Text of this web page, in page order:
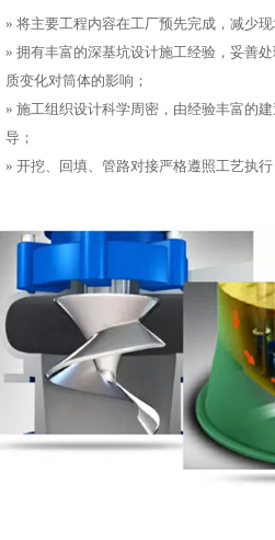
» 将主要工程内容在工厂预先完成，减少
» 拥有丰富的深基坑设计施工经验，妥善
质变化对筒体的影响；
» 施工组织设计科学周密，由经验丰富的
导；
» 开挖、回填、管路对接严格遵照工艺执行